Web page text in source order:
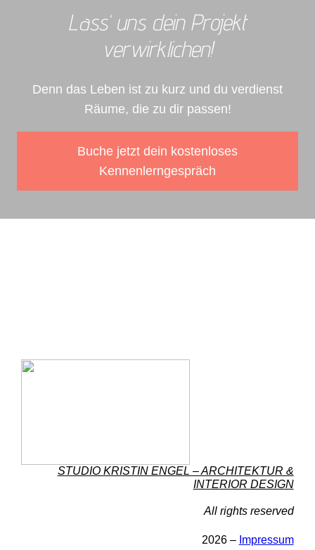
Lass‘ uns dein Projekt
verwirklichen!
Denn das Leben ist zu kurz und du verdienst
Räume, die zu dir passen!
Buche jetzt dein kostenloses
Kennenlerngespräch
STUDIO KRISTIN ENGEL – ARCHITEKTUR &
INTERIOR DESIGN
All rights reserved
2026 – Impressum